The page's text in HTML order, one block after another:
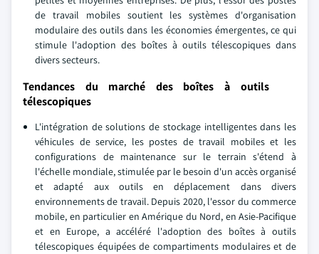
de travail mobiles soutient les systèmes d'organisation
modulaire des outils dans les économies émergentes, ce qui
stimule l'adoption des boîtes à outils télescopiques dans
divers secteurs.
Tendances du marché des boîtes à outils
télescopiques
L'intégration de solutions de stockage intelligentes dans les
véhicules de service, les postes de travail mobiles et les
configurations de maintenance sur le terrain s'étend à
l'échelle mondiale, stimulée par le besoin d'un accès organisé
et adapté aux outils en déplacement dans divers
environnements de travail. Depuis 2020, l'essor du commerce
mobile, en particulier en Amérique du Nord, en Asie-Pacifique
et en Europe, a accéléré l'adoption des boîtes à outils
télescopiques équipées de compartiments modulaires et de